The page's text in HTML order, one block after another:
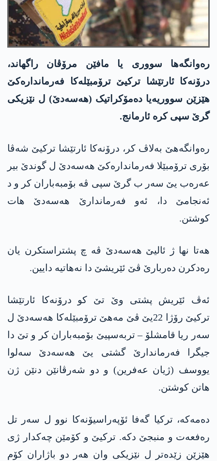
رەوانگەھا سووری یا مافێن مرۆڤان راگھاند،
درۆنەکا ئارتێشا ترکیێ ترۆمبێلەکا فەرماندارەکێ
ھێزێن سووریەیا دەمۆکراتیک (ھەسەدێ) ل نێزیکی
گرێ سپی کرە ئارمانج.
رەوانگەھێ بەلاڤ کر، درۆنەکا ئارتێشا ترکیێ شەڤا
بۆری ترۆمبێلا فەرماندارەکێ ھەسەدێ ل گوندێ بیر
عەرەب یێ سەر ب گرێ سپی ڤە بۆمبەباران کر و د
ئەنجامێ دا، ئەو فەرماندارێ ھەسەدێ ھات
کوشتن.
ھەتا نھا ژ ئالیێ ھەسەدێ ڤە چ پشتراستکرن یان
رەدکرن دەربارێ ڤێ ئێریشێ دا نەھاتیە دایین.
ئەڤ ئێریش پشتی وێ تێ کو درۆنەکا ئارتێشا
ترکیێ رۆژا 22یێ ڤێ مەھێ ترۆمبێلەکا ھەسەدێ ل
سەر ریا قامشلۆ – تربەسپیێ بۆمبەباران کر و تێ دا
جیگرا فەرماندارێ گشتی یێ ھەسەدێ سەلوا
یووسف (ژیان عەفرین) و دو شەرڤانێن دنێن ژن
ھاتن کوشتن.
دەمەکە، ترکیا گەفا ئۆپەراسیۆنەکا نوو ل سەر تل
رەفعەت و منبجێ دکە. ترکیێ و کۆمێن چەکدار ژی
ھێزێن زێدەتر ل نێزیکی وان ھەر دو باژاران کۆم